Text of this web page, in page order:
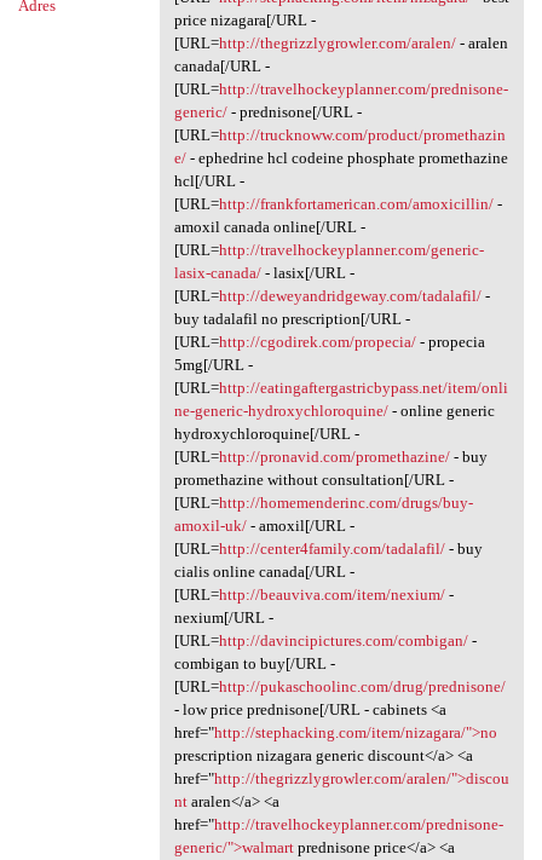
Adres
price nizagara[/URL -
[URL=http://thegrizzlygrowler.com/aralen/- aralen
canada[/URL -
[URL=http://travelhockeyplanner.com/prednisone-
generic/- prednisone[/URL -
[URL=http://trucknoww.com/product/promethazin
e/- ephedrine hcl codeine phosphate promethazine
hcl[/URL -
[URL=http://frankfortamerican.com/amoxicillin/-
amoxil canada online[/URL -
[URL=http://travelhockeyplanner.com/generic-
lasix-canada/- lasix[/URL -
[URL=http://deweyandridgeway.com/tadalafil/-
buy tadalafil no prescription[/URL -
[URL=http://cgodirek.com/propecia/- propecia
5mg[/URL -
[URL=http://eatingaftergastricbypass.net/item/onli
ne-generic-hydroxychloroquine/- online generic
hydroxychloroquine[/URL -
[URL=http://pronavid.com/promethazine/- buy
promethazine without consultation[/URL -
[URL=http://homemenderinc.com/drugs/buy-
amoxil-uk/- amoxil[/URL -
[URL=http://center4family.com/tadalafil/- buy
cialis online canada[/URL -
[URL=http://beauviva.com/item/nexium/-
nexium[/URL -
[URL=http://davincipictures.com/combigan/-
combigan to buy[/URL -
[URL=http://pukaschoolinc.com/drug/prednisone/
- low price prednisone[/URL - cabinets <a
href="http://stephacking.com/item/nizagara/">no
prescription nizagara generic discount</a> <a
href="http://thegrizzlygrowler.com/aralen/">discou
ntaralen</a> <a
href="http://travelhockeyplanner.com/prednisone-
generic/">walmartprednisone price</a> <a